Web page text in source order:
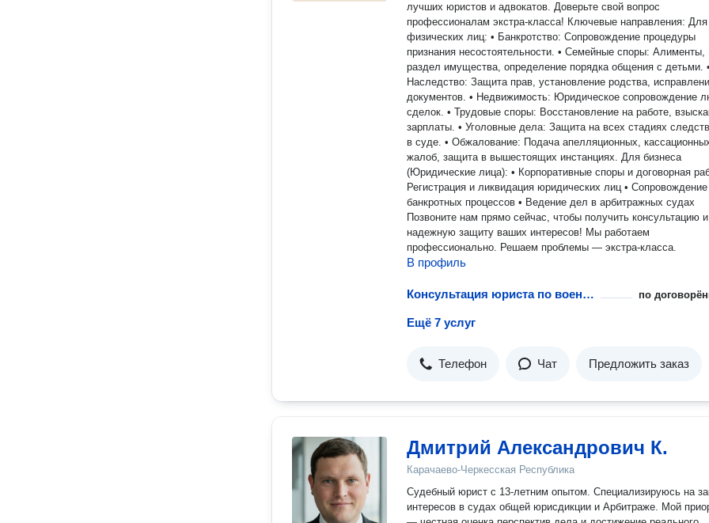
лучших юристов и адвокатов. Доверьте свой вопрос
профессионалам экстра-класса! Ключевые направления: Для
физических лиц: • Банкротство: Сопровождение процедуры
признания несостоятельности. • Семейные споры: Алименты,
раздел имущества, определение порядка общения с детьми. •
Наследство: Защита прав, установление родства,
документов. • Недвижимость: Юридическое сопровождение
сделок. • Трудовые споры: Восстановление на работе,
зарплаты. • Уголовные дела: Защита на всех стадиях
в суде. • Обжалование: Подача апелляционных,
жалоб, защита в вышестоящих инстанциях. Для бизнеса
(Юридические лица): • Корпоративные споры и договорная
Регистрация и ликвидация юридических лиц • Сопровождение
банкротных процессов • Ведение дел в арбитражных судах
Позвоните нам прямо сейчас, чтобы получить консультацию и
надежную защиту ваших интересов! Мы работаем
профессионально. Решаем проблемы — экстра-класса.
В профиль
Консультация юриста по военному праву по
Ещё 7 услуг
Телефон Чат Предложить заказ
Дмитрий Александрович К.
Карачаево-Черкесская Республика
Судебный юрист с 13-летним опытом. Специализируюсь на
интересов в судах общей юрисдикции и Арбитраже. Мой